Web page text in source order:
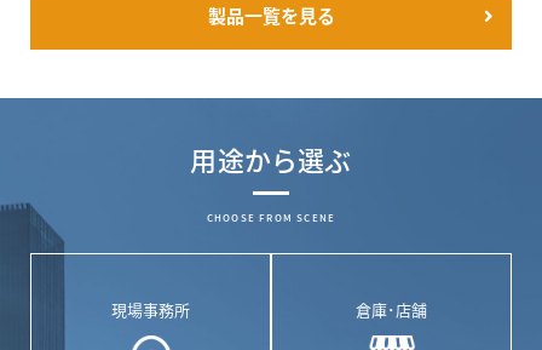
製品一覧を見る
用途から選ぶ
CHOOSE FROM SCENE
現場事務所 倉庫･店舗